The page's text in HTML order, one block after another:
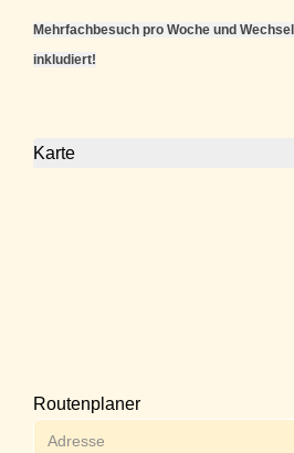
Mehrfachbesuch pro Woche und
inkludiert!
Karte
Routenplaner